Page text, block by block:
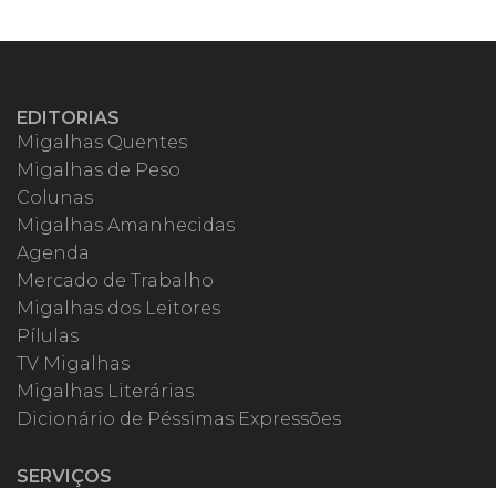
EDITORIAS
Migalhas Quentes
Migalhas de Peso
Colunas
Migalhas Amanhecidas
Agenda
Mercado de Trabalho
Migalhas dos Leitores
Pílulas
TV Migalhas
Migalhas Literárias
Dicionário de Péssimas Expressões
SERVIÇOS